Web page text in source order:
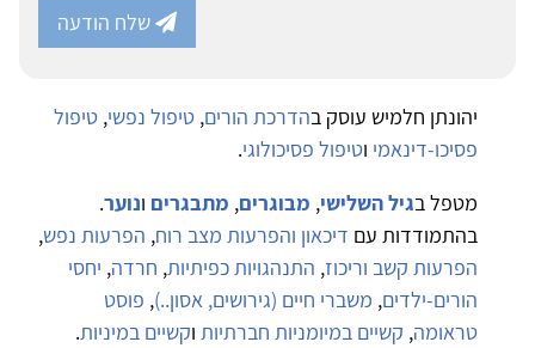
שלח הודעה
יהונתן חלמיש עוסק בהדרכת הורים, טיפול נפשי, טיפול
פסיכו-דינאמי וטיפול פסיכולוגי.
מטפל בגיל השלישי, מבוגרים, מתבגרים ונוער.
בהתמודדות עם דיכאון והפרעות מצב רוח, הפרעות נפש,
הפרעות קשב וריכוז, התנהגויות כפיתיות, חרדה, יחסי
הורים-ילדים, משברי חיים (גירושים, אסון..), פוסט
טראומה, קשיים במיומניות חברתיות וקשיים במיניות.